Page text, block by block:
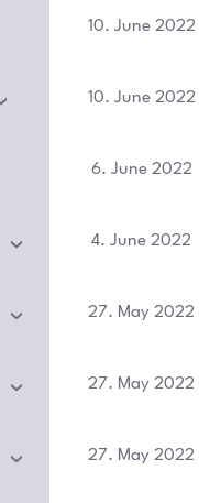
10. June 2022
10. June 2022
6. June 2022
4. June 2022
27. May 2022
27. May 2022
27. May 2022